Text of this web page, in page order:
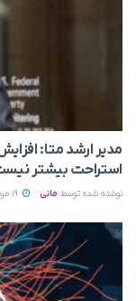
مدیر ارشد متا:
استراحت بیشتر
نوشته شده توسط مانی